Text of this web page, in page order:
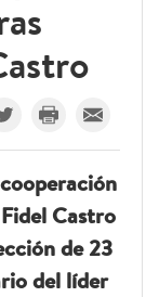
Castro
de 23
del líder